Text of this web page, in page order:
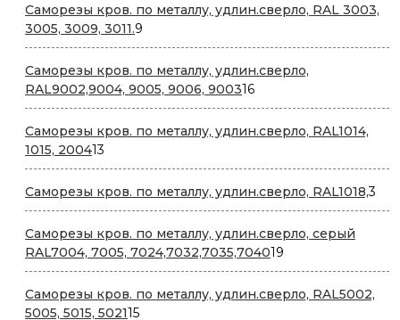
Саморезы кров. по металлу, удлин.сверло, RAL 3003,
3005, 3009, 3011.9
товаров
Саморезы кров. по металлу, удлин.сверло,
RAL9002,9004, 9005, 9006, 90031616
товаров
Саморезы кров. по металлу, удлин.сверло, RAL1014,
1015, 200413
товаров
Саморезы кров. по металлу, удлин.сверло, RAL1018,3
Саморезы кров. по металлу, удлин.сверло, серый
RAL7004, 7005, 7024,7032,7035,704019
товаров
Саморезы кров. по металлу, удлин.сверло, RAL5002,
5005, 5015, 50211515